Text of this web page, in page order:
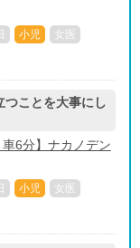
小児
女医
つことを大事にし
車6分】ナカノデン
小児
女医